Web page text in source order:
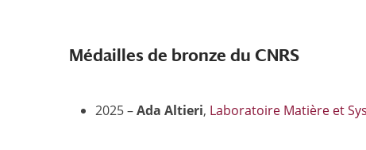
Médailles de bronze du CNRS
2025 –Ada Altieri, Laboratoire Matière et